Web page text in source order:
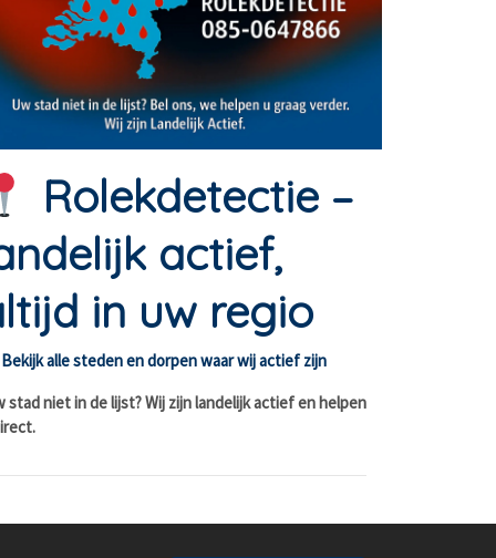
Rolekdetectie –
actief,
in uw regio
Bekijk alle steden en dorpen waar wij actief zijn
stad niet in de lijst? Wij zijn landelijk actief en helpen